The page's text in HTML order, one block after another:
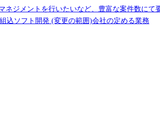
ど、豊富な案件数にて要望に応えます。 【案件例】 <組込
> ◎車載系制御システム開発 ◎空調機メーカ―向け組込ソフト開発 ◎建設機械系組込ソフト開発 (変更の範囲)会社の定める業務